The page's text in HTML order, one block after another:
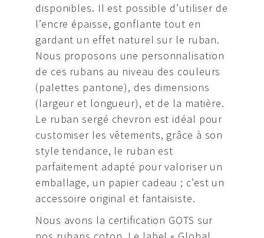
disponibles. Il est possible d’utiliser de
l’encre épaisse, gonflante tout en
gardant un effet naturel sur le ruban.
Nous proposons une personnalisation
de ces rubans au niveau des couleurs
(palettes pantone), des dimensions
(largeur et longueur), et de la matière.
Le ruban sergé chevron est idéal pour
customiser les vêtements, grâce à son
style tendance, le ruban est
parfaitement adapté pour valoriser un
emballage, un papier cadeau ; c’est un
accessoire original et fantaisiste.
Nous avons la certification GOTS sur